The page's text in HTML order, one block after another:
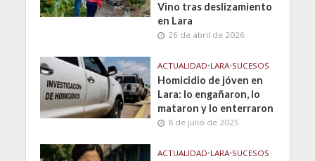
Vino tras deslizamiento
en Lara
26 de abril de 2026
ACTUALIDAD•LARA•SUCESOS
Homicidio de jóven en
Lara: lo engañaron, lo
mataron y lo enterraron
8 de julio de 2025
ACTUALIDAD•LARA•SUCESOS